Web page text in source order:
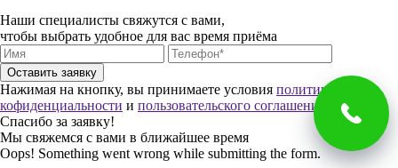
Наши специалисты свяжутся с вами,
чтобы выбрать удобное для вас время приёма
Нажимая на кнопку, вы принимаете условия политики
кофиденциальности и пользовательского соглашения
Спасибо за заявку!
Мы свяжемся с вами в ближайшее время
Oops! Something went wrong while submitting the form.